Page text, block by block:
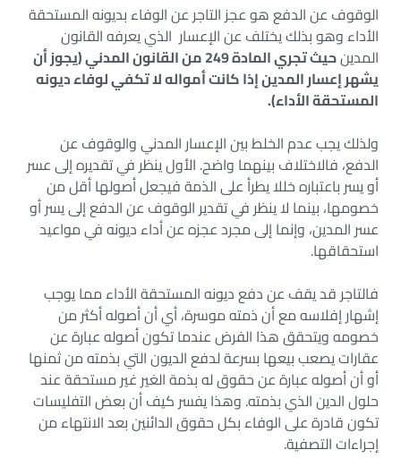
الوقوف عن الدفع هو عجز التاجر عن الوفاء بديونه المستحقة
الأداء وهو بذلك يختلف عن الإعسار الذي يعرفه القانون
المدين
حيث تجري المادة 249 من القانون المدني (يجوز أن
يشهر إعسار المدين إذا كانت أمواله لا تكفي لوفاء ديونه
المستحقة الأداء).
ولذلك يجب عدم الخلط بين الإعسار المدني والوقوف عن
الدفع، فالاختلاف بينهما واضح. الأول ينظر في تقديره إلى عسر
أو يسر باعتباره خللا يطرأ على الذمة فيجعل أصولها أقل من
خصومها، بينما لا ينظر في تقدير الوقوف عن الدفع إلى يسر أو
عسر المدين، وإنما إلى مجرد عجزه عن أداء ديونه في مواعيد
استحقاقها.
فالتاجر قد يقف عن دفع ديونه المستحقة الأداء مما يوجب
إشهار إفلاسه مع أن ذمته موسرة، أي أن أصوله أكثر من
خصومه ويتحقق هذا الفرض عندما تكون أصوله عبارة عن
عقارات يصعب بيعها بسرعة لدفع الديون التي بذمته من ثمنها
أو أن أصوله عبارة عن حقوق له بذمة الغير غير مستحقة عند
حلول الدين الذي بذمته. وهذا يفسر كيف أن بعض التفليسات
تكون قادرة على الوفاء بكل حقوق الدائنين بعد الانتهاء من
إجراءات التصفية.